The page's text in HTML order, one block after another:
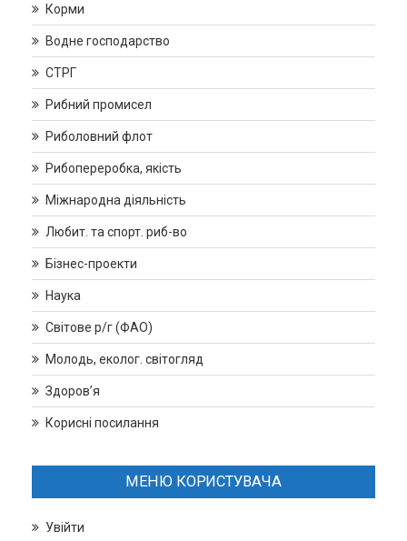
Корми
Водне господарство
СТРГ
Рибний промисел
Риболовний флот
Рибопереробка, якість
Міжнародна діяльність
Любит. та спорт. риб-во
Бізнес-проекти
Наука
Світове р/г (ФАО)
Молодь, еколог. світогляд
Здоров’я
Корисні посилання
МЕНЮ КОРИСТУВАЧА
Увійти